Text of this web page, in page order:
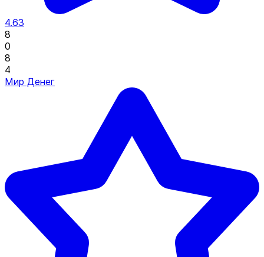
4.63
8
0
8
4
Мир Денег